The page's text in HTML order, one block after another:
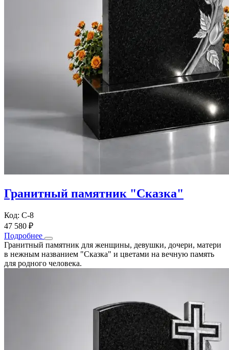
Гранитный памятник "Сказка"
Код: С-8
47 580 ₽
Подробнее
Гранитный памятник для женщины, девушки, дочери, матери
в нежным названием "Сказка" и цветами на вечную память
для родного человека.